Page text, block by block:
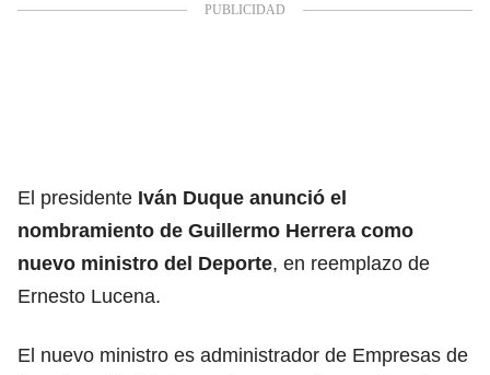
El presidente Iván Duque anunció el
nombramiento de Guillermo Herrera como
nuevo ministro del Deporte, en reemplazo de
Ernesto Lucena.
El nuevo ministro es administrador de Empresas de